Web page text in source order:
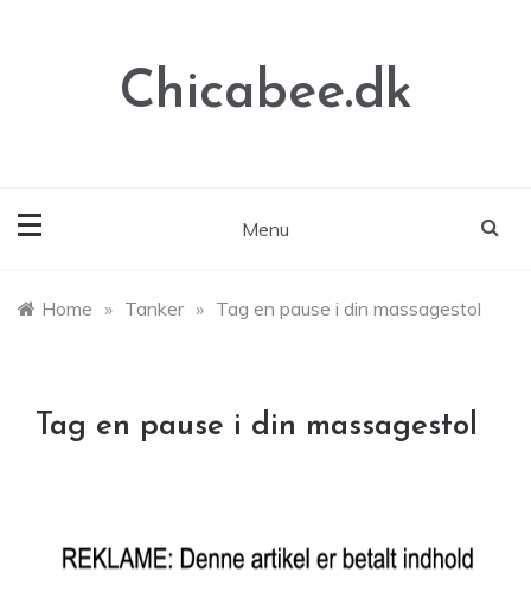
Chicabee.dk
Menu
Home » Tanker » Tag en pause i din massagestol
Tag en pause i din massagestol